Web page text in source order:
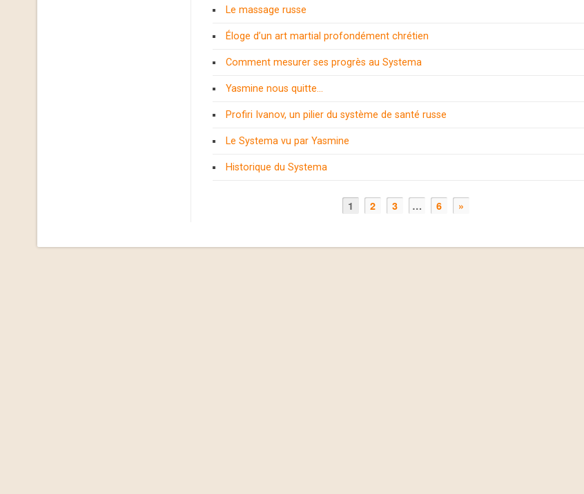
Le massage russe
Éloge d’un art martial profondément chrétien
Comment mesurer ses progrès au Systema
Yasmine nous quitte…
Profiri Ivanov, un pilier du système de santé russe
Le Systema vu par Yasmine
Historique du Systema
1 2 3 … 6 »